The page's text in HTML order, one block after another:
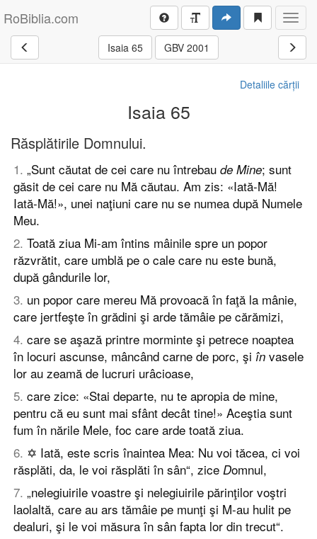
RoBiblia.com
Isaia 65 GBV 2001
Detaliile cărții
Isaia 65
Răsplătirile Domnului.
1. „Sunt căutat de cei care nu întrebau de Mine; sunt
găsit de cei care nu Mă căutau. Am zis: «Iată-Mă!
Iată-Mă!», unei naţiuni care nu se numea după Numele
Meu.
2. Toată ziua Mi-am întins mâinile spre un popor
răzvrătit, care umblă pe o cale care nu este bună,
după gândurile lor,
3. un popor care mereu Mă provoacă în faţă la mânie,
care jertfeşte în grădini şi arde tămâie pe cărămizi,
4. care se aşază printre morminte şi petrece noaptea
în locuri ascunse, mâncând carne de porc, şi în vasele
lor au zeamă de lucruri urâcioase,
5. care zice: «Stai departe, nu te apropia de mine,
pentru că eu sunt mai sfânt decât tine!» Aceştia sunt
fum în nările Mele, foc care arde toată ziua.
6. ✡ Iată, este scris înaintea Mea: Nu voi tăcea, ci voi
răsplăti, da, le voi răsplăti în sân“, zice Domnul,
7. „nelegiuirile voastre şi nelegiuirile părinţilor voştri
laolaltă, care au ars tămâie pe munţi şi M-au hulit pe
dealuri, şi le voi măsura în sân fapta lor din trecut“.